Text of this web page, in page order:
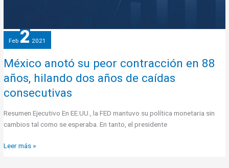
Feb 2 2021
México anotó su peor contracción en 88
años, hilando dos años de caídas
consecutivas
Resumen Ejecutivo En EE.UU., la FED mantuvo su política monetaria sin
cambios tal como se esperaba. En tanto, el presidente
Leer más »